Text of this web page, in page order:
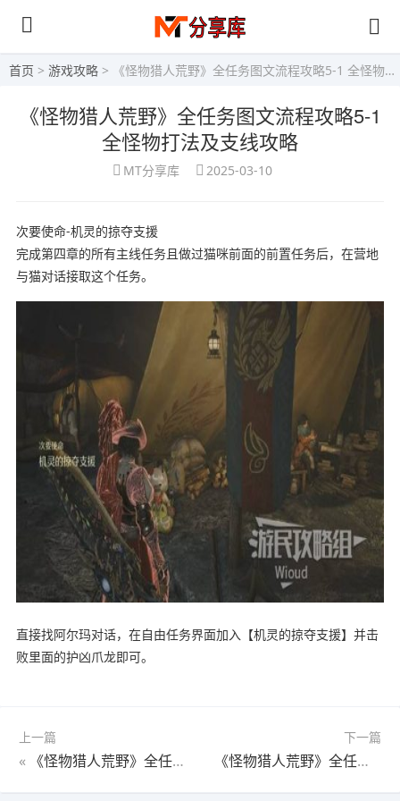
首页 > 游戏攻略 > 《怪物猎人荒野》全任务图文流程攻略5-1 全怪物打法及支线攻略
《怪物猎人荒野》全任务图文流程攻略5-1
全怪物打法及支线攻略
MT分享库 2025-03-10
次要使命-机灵的掠夺支援
完成第四章的所有主线任务且做过猫咪前面的前置任务后，在营地
与猫对话接取这个任务。
直接找阿尔玛对话，在自由任务界面加入【机灵的掠夺支援】并击
败里面的护凶爪龙即可。
上一篇
« 《怪物猎人荒野》全任务图文流程攻略4-12 全怪物打法及支线攻略
下一篇
《怪物猎人荒野》全任务图文流程攻略5-2 全怪物打法及支线攻略